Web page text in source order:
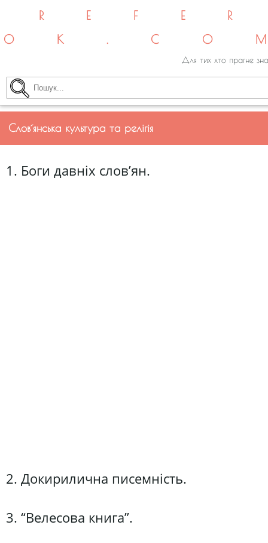
Для тих хто прагне
Слов´янська культура та релігія
1. Боги давніх слов’ян.
2. Докирилична писемність.
3. “Велесова книга”.